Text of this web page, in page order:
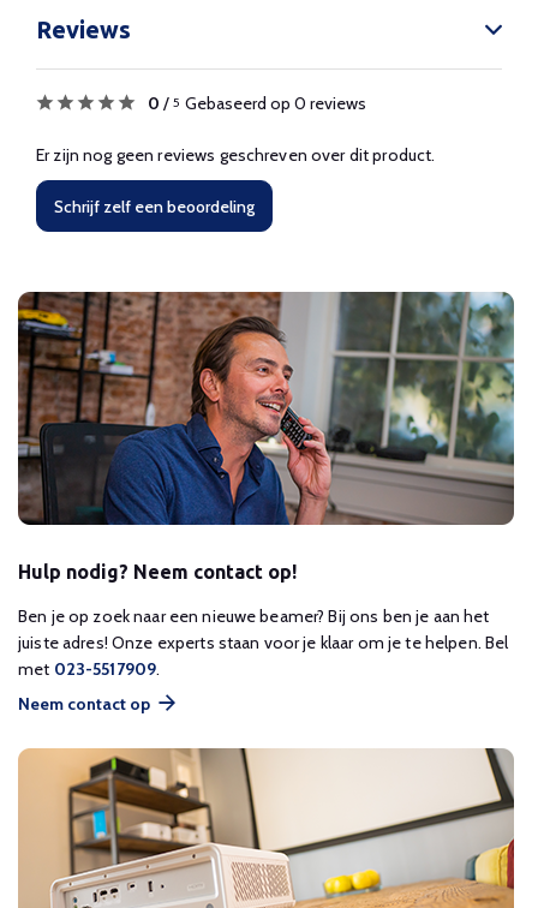
Reviews
0 / 5 Gebaseerd op 0 reviews
Er zijn nog geen reviews geschreven over dit product.
Schrijf zelf een beoordeling
Hulp nodig? Neem contact op!
Ben je op zoek naar een nieuwe beamer? Bij ons ben je aan het
juiste adres! Onze experts staan voor je klaar om je te helpen. Bel
met 023-5517909.
Neem contact op